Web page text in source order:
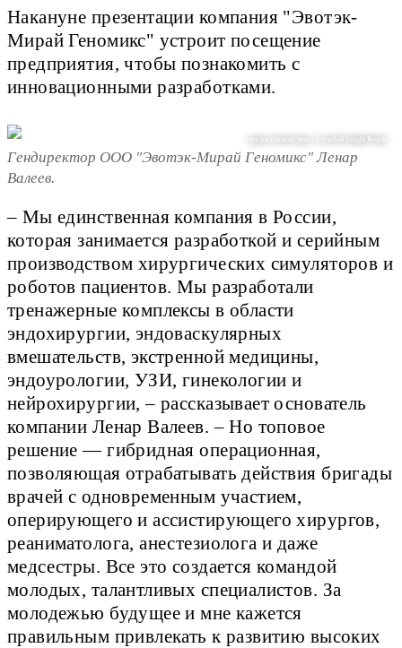
Накануне презентации компания "Эвотэк-
Мирай Геномикс" устроит посещение
предприятия, чтобы познакомить с
инновационными разработками.
предоставлено пресс службой Insight People
Гендиректор ООО "Эвотэк-Мирай Геномикс" Ленар
Валеев.
– Мы единственная компания в России,
которая занимается разработкой и серийным
производством хирургических симуляторов и
роботов пациентов. Мы разработали
тренажерные комплексы в области
эндохирургии, эндоваскулярных
вмешательств, экстренной медицины,
эндоурологии, УЗИ, гинекологии и
нейрохирургии, – рассказывает основатель
компании Ленар Валеев. – Но топовое
решение — гибридная операционная,
позволяющая отрабатывать действия бригады
врачей с одновременным участием,
оперирующего и ассистирующего хирургов,
реаниматолога, анестезиолога и даже
медсестры. Все это создается командой
молодых, талантливых специалистов. За
молодежью будущее и мне кажется
правильным привлекать к развитию высоких